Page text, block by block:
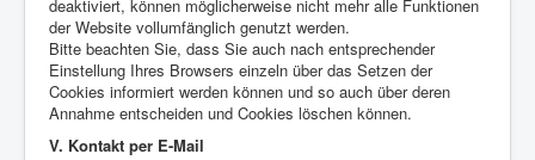
deaktiviert, können möglicherweise nicht mehr alle Funktionen
der Website vollumfänglich genutzt werden.
Bitte beachten Sie, dass Sie auch nach entsprechender
Einstellung Ihres Browsers einzeln über das Setzen der
Cookies informiert werden können und so auch über deren
Annahme entscheiden und Cookies löschen können.
V. Kontakt per E-Mail